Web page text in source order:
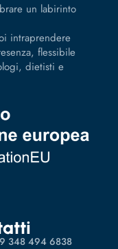
un labirinto
intraprendere
flessibile
dietisti e
348 494 6838